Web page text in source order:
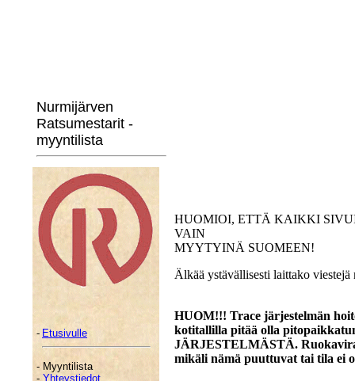
Nurmijärven
Ratsumestarit -
myyntilista
- Etusivulle
- Myyntilista
- Yhteystiedot
HUOMIOI, ETTÄ KAIKKI
VAIN
MYYTYINÄ SUOMEEN!
Älkää ystävällisesti laittako
HUOM!!! Trace järjestelmän
kotitallilla pitää olla
JÄRJESTELMÄSTÄ.
mikäli nämä puuttuvat tai tila ei